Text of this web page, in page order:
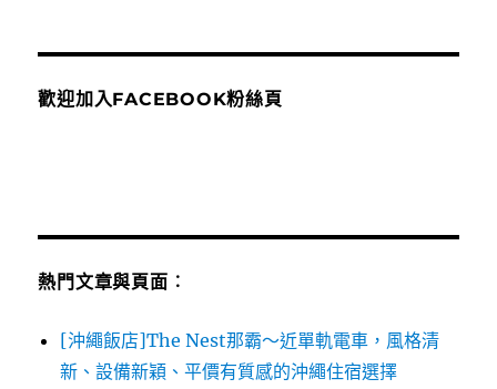
歡迎加入FACEBOOK粉絲頁
熱門文章與頁面︰
[沖繩飯店]The Nest那霸～近單軌電車，風格清
新、設備新穎、平價有質感的沖繩住宿選擇